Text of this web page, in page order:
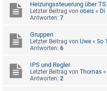
Heizungssteuerung über
Letzter Beitrag von obeis « Di
Antworten: 7
Gruppen
Letzter Beitrag von Uwe « So
Antworten: 6
IPS und Regler
Letzter Beitrag von Thomas «
Antworten: 2